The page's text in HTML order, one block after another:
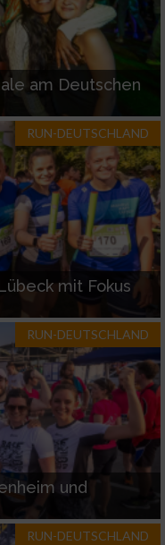
am Deutschen
RUN-DEUTSCHLAND
mit Fokus
RUN-DEUTSCHLAND
und
RUN-DEUTSCHLAND